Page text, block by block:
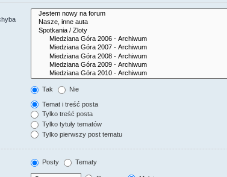
Tak Nie
Temat i treść posta
Tylko treść posta
Tylko tytuły tematów
Tylko pierwszy post tematu
Posty Tematy